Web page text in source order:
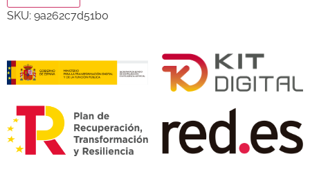
SKU: 9a262c7d51b0